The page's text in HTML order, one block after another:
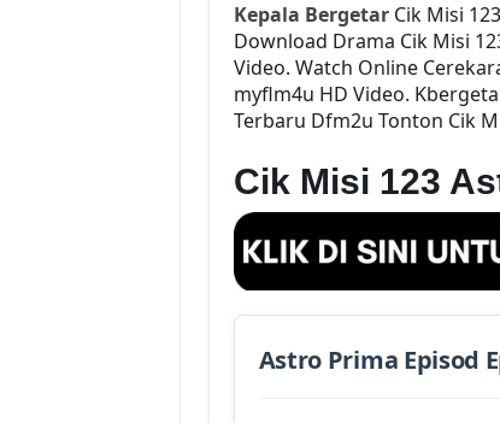
Kepala BergetarCik Misi
Download Drama Cik Misi
Video. Watch Online
myflm4u HD Video.
Terbaru Dfm2u Tonton Cik
Cik Misi 123
Astro Prima Episod